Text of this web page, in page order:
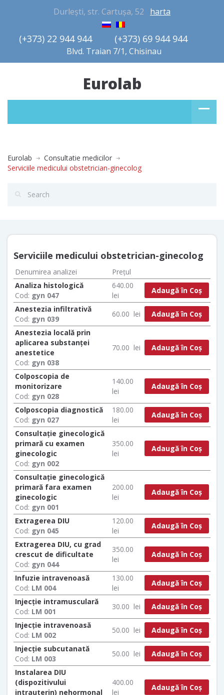
Durlești, str. Cartușa, 52 harta
(+373) 22 944 944         (+373) 69 944 944
Blvd. Traian 7/1, Chisinau
Eurolab
Eurolab
Consultatie medicilor
Serviciile medicului obstetrician-ginecolog
Serviciile medicului obstetrician-ginecolog
Denumirea analizei
Prețul
Analiza histologică
Cod: gyn 047
640.00
lei
Adaugă în Coș
Anestezia infiltrativă
Cod: gyn 039
60.00 lei
Adaugă în Coș
Anestezia locală prin
aplicarea substanței
anestetice
Cod: gyn 038
70.00 lei Adaugă în Coș
Colposcopia de
monitorizare
Cod: gyn 028
140.00
lei
Adaugă în Coș
Colposcopia diagnostică
Cod: gyn 027
180.00
lei
Adaugă în Coș
Consultație ginecologică
primară cu examen
ginecologic
Cod: gyn 002
350.00
lei
Adaugă în Coș
Consultație ginecologică
primară fara examen
ginecologic
Cod: gyn 001
200.00
lei
Adaugă în Coș
Extragerea DIU
Cod: gyn 045
120.00
lei
Adaugă în Coș
Extragerea DIU, cu grad
crescut de dificultate
Cod: gyn 044
350.00
lei
Adaugă în Coș
Infuzie intravenoasă
Cod: LM 004
130.00
lei
Adaugă în Coș
Injecție intramusculară
Cod: LM 001
30.00 lei
Adaugă în Coș
Injecție intravenoasă
Cod: LM 002
50.00 lei
Adaugă în Coș
Injecție subcutanată
Cod: LM 003
50.00 lei
Adaugă în Coș
Instalarea DIU
(dispozitivului
intrauterin) nehormonal
400.00
lei
Adaugă în Coș